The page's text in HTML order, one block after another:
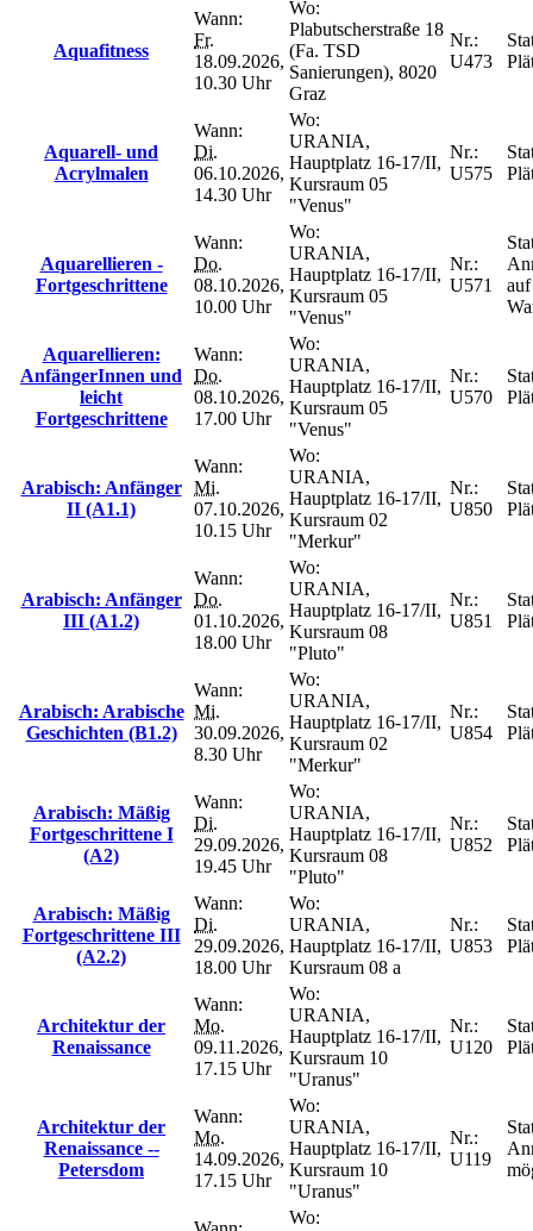
Aquafitness
Wann:
Fr.
18.09.2026,
10.30 Uhr
Wo:
Plabutscherstraße 18
(Fa. TSD
Sanierungen), 8020
Graz
Nr.:
U473
Aquarell- und
Acrylmalen
Wann:
Di.
06.10.2026,
14.30 Uhr
Wo:
URANIA,
Hauptplatz 16-17/II,
Kursraum 05
"Venus"
Nr.:
U575
Aquarellieren -
Fortgeschrittene
Wann:
Do.
08.10.2026,
10.00 Uhr
Wo:
URANIA,
Hauptplatz 16-17/II,
Kursraum 05
"Venus"
Nr.:
U571
auf
Aquarellieren:
AnfängerInnen und
leicht
Fortgeschrittene
Wann:
Do.
08.10.2026,
17.00 Uhr
Wo:
URANIA,
Hauptplatz 16-17/II,
Kursraum 05
"Venus"
Nr.:
U570
Arabisch: Anfänger
II (A1.1)
Wann:
Mi.
07.10.2026,
10.15 Uhr
Wo:
URANIA,
Hauptplatz 16-17/II,
Kursraum 02
"Merkur"
Nr.:
U850
Arabisch: Anfänger
III (A1.2)
Wann:
Do.
01.10.2026,
18.00 Uhr
Wo:
URANIA,
Hauptplatz 16-17/II,
Kursraum 08
"Pluto"
Nr.:
U851
Arabisch: Arabische
Geschichten (B1.2)
Wann:
Mi.
30.09.2026,
8.30 Uhr
Wo:
URANIA,
Hauptplatz 16-17/II,
Kursraum 02
"Merkur"
Nr.:
U854
Arabisch: Mäßig
Fortgeschrittene I
(A2)
Wann:
Di.
29.09.2026,
19.45 Uhr
Wo:
URANIA,
Hauptplatz 16-17/II,
Kursraum 08
"Pluto"
Nr.:
U852
Arabisch: Mäßig
Fortgeschrittene III
(A2.2)
Wann:
Di.
29.09.2026,
18.00 Uhr
Wo:
URANIA,
Hauptplatz 16-17/II,
Kursraum 08 a
Nr.:
U853
Architektur der
Renaissance
Wann:
Mo.
09.11.2026,
17.15 Uhr
Wo:
URANIA,
Hauptplatz 16-17/II,
Kursraum 10
"Uranus"
Nr.:
U120
Architektur der
Renaissance --
Petersdom
Wann:
Mo.
14.09.2026,
17.15 Uhr
Wo:
URANIA,
Hauptplatz 16-17/II,
Kursraum 10
"Uranus"
Nr.:
U119
Wo: